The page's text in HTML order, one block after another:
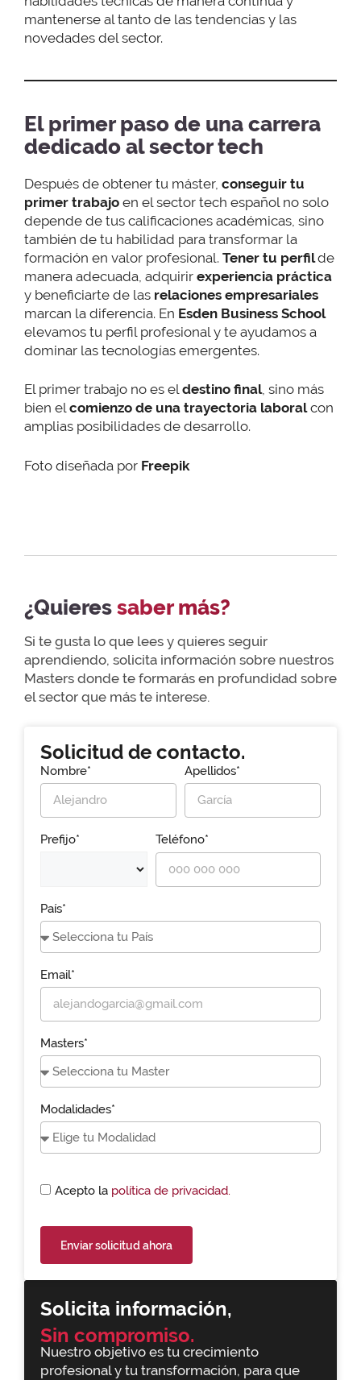
mantenerse al tanto de las tendencias y las
novedades del sector.
El primer paso de una carrera
dedicado al sector tech
Después de obtener tu máster, conseguir tu
primer trabajo en el sector tech español no solo
depende de tus calificaciones académicas, sino
también de tu habilidad para transformar la
formación en valor profesional. Tener tu perfilde
manera adecuada, adquirir experiencia práctica
y beneficiarte de las relaciones empresariales
marcan la diferencia. En Esden Business School
elevamos tu perfil profesional y te ayudamos a
dominar las tecnologías emergentes.
El primer trabajo no es eldestino final, sino más
bien elcomienzo de una trayectoria laboralcon
amplias posibilidades de desarrollo.
Foto diseñada por Freepik
¿Quieressaber más?
Si te gusta lo que lees y quieres seguir
aprendiendo, solicita información sobre nuestros
Masters donde te formarás en profundidad sobre
el sector que más te interese.
Solicita información,
Sin compromiso.
Nuestro objetivo es tu crecimiento
profesional y tu transformación, para que
Solicitud de contacto.
Nombre* Apellidos*
Prefijo* Teléfono*
País*
Email*
Masters*
Modalidades*
Acepto la política de privacidad.
Enviar solicitud ahora